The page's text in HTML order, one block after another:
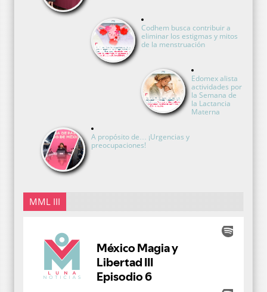
Codhem busca contribuir a
eliminar los estigmas y mitos
de la menstruación
Edomex alista
actividades por
la Semana de
la Lactancia
Materna
A propósito de… ¡Urgencias y
preocupaciones!
MML III